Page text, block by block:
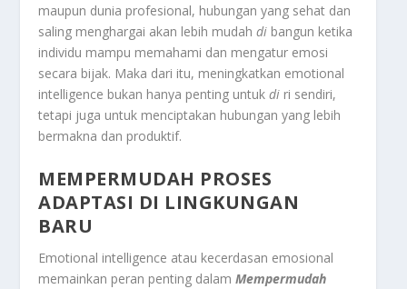
maupun dunia profesional, hubungan yang sehat dan
saling menghargai akan lebih mudahdi bangun ketika
individu mampu memahami dan mengatur emosi
secara bijak. Maka dari itu, meningkatkan emotional
intelligence bukan hanya penting untukdi ri sendiri,
tetapi juga untuk menciptakan hubungan yang lebih
bermakna dan produktif.
MEMPERMUDAH PROSES
ADAPTASI DI LINGKUNGAN
BARU
Emotional intelligence atau kecerdasan emosional
memainkan peran penting dalamMempermudah